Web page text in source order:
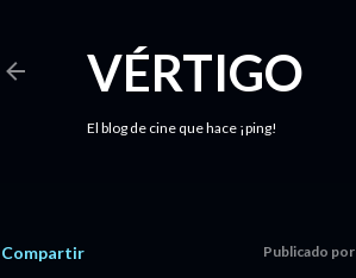
VÉRTIGO
El blog de cine que hace ¡ping!
Compartir Publicado por